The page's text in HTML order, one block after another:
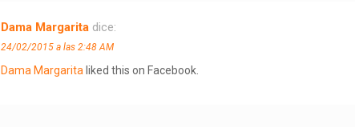
Dama Margarita dice:
24/02/2015 a las 2:48 AM
Dama Margarita liked this on Facebook.